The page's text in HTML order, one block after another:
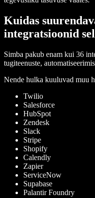
Kuidas
integratsioonid
Simba pakub enam kui 36
tugiteenuste,
Nende hulka kuuluvad muu
Twilio
Salesforce
HubSpot
Zendesk
Slack
Stripe
Shopify
Calendly
Zapier
ServiceNow
Supabase
Palantir Foundry